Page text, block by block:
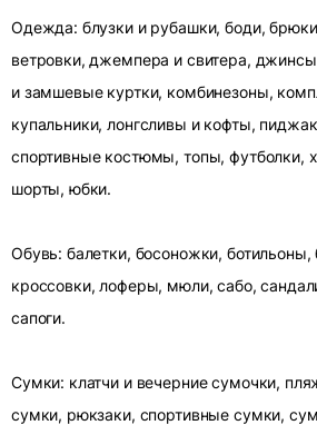
Одежда: блузки и рубашки, боди,
ветровки, джемпера и свитера,
и замшевые куртки, комбинезоны,
купальники, лонгсливы и кофты,
спортивные костюмы, топы, футболки,
шорты, юбки.
Обувь: балетки, босоножки, ботильоны,
кроссовки, лоферы, мюли, сабо,
сапоги.
Сумки: клатчи и вечерние сумочки,
сумки, рюкзаки, спортивные сумки,